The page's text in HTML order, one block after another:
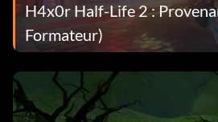
H4x0r Half-Life 2 :
Formateur)